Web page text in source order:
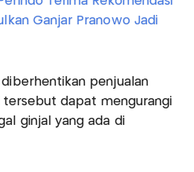
Ganjar Pranowo Jadi
penjualan
dapat mengurangi
ginjal yang ada di